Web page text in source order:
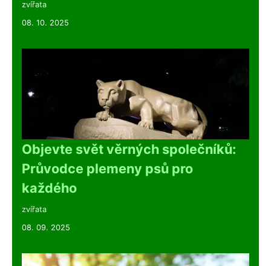
zvířata
08. 10. 2025
Objevte svět věrných společníků:
Průvodce plemeny psů pro
každého
zvířata
08. 09. 2025